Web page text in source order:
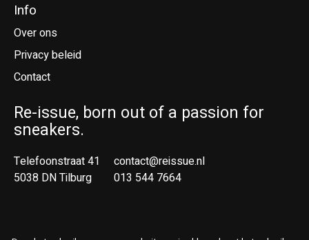
Info
Over ons
Privacy beleid
Contact
Re-issue, born out of a passion for
sneakers.
Telefoonstraat 41
5038 DN Tilburg
contact@reissue.nl
013 544 7664